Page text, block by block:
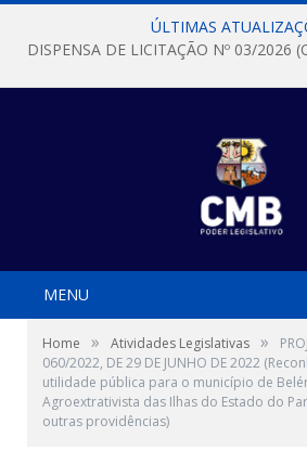
ÚLTIMAS
MENU
Home » Atividades Legislativas »
060/2022, DE 29 DE JUNHO DE 2022
utilidade pública para o município de
Agroextrativista das Ilhas do Estado do
outras providências)